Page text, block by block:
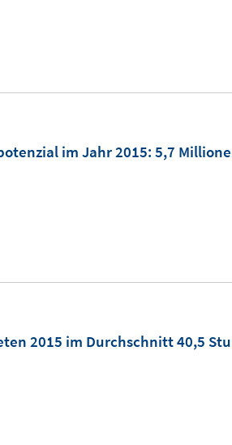
im Jahr 2015: 5,7
2015 im Durchschnitt 40,5